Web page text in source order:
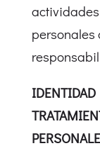
personales